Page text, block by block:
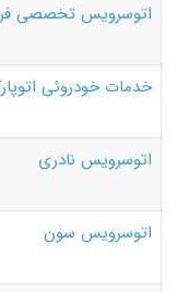
اتوسرویس تخصصی
خدمات خودروئی
اتوسرویس نادری
اتوسرویس سون